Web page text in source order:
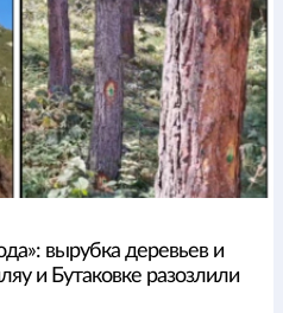
вырубка деревьев и
и Бутаковке разозлили